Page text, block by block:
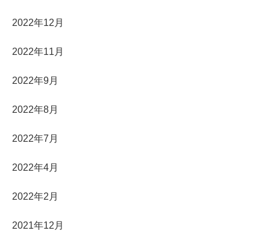
2022年12月
2022年11月
2022年9月
2022年8月
2022年7月
2022年4月
2022年2月
2021年12月